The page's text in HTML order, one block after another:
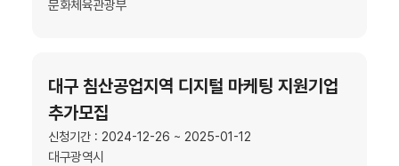
문화체육관광부
대구 침산공업지역 디지털 마케팅 지원기업
추가모집
신청기간 : 2024-12-26 ~ 2025-01-12
대구광역시